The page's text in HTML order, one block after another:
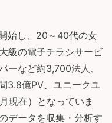
始し、20～40代の女
級の電子チラシサービ
ーなど約3,700法人、
3.8億PV、ユニークユ
現在）となっていま
データを収集・分析す